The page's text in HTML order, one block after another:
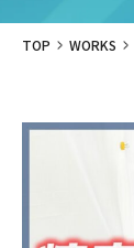
TOP WORKS